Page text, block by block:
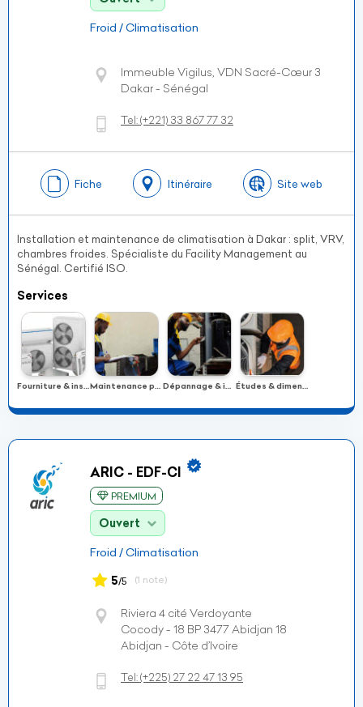
Froid / Climatisation
Immeuble Vigilus, VDN Sacré-Cœur 3
Dakar - Sénégal
Tel:(+221) 33 867 77 32
Fiche Itinéraire Site web
Installation et maintenance de climatisation à Dakar : split, VRV,
chambres froides. Spécialiste du Facility Management au
Sénégal. Certifié ISO.
Services
Fourniture & installation Maintenance préventive Dépannage & intervention Études & dimensionnement
ARIC - EDF-CI
PREMIUM
Ouvert
Froid / Climatisation
5/5 (1 note)
Riviera 4 cité Verdoyante
Cocody - 18 BP 3477 Abidjan 18
Abidjan - Côte d’Ivoire
Tel:(+225) 27 22 47 13 95